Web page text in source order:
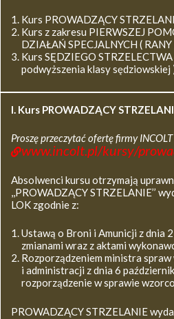
Kurs PROWADZĄCY
Kurs z zakresu PIERWSZEJ
DZIAŁAŃ SPECJALNYCH (
Kurs SĘDZIEGO
podwyższenia klasy sędziowskiej
I. Kurs PROWADZĄCY
Proszę przeczytać ofertę firmy
www.incolt.pl/kursy/
Absolwenci kursu otrzymają
,,PROWADZĄCY STRZELANIE’’
LOK zgodnie z:
Ustawą o Broni i Amunicji z dnia
zmianami wraz z aktami
Rozporządzeniem ministra
i administracji z dnia 6
rozporządzenie w sprawie
PROWADZĄCY STRZELANIE